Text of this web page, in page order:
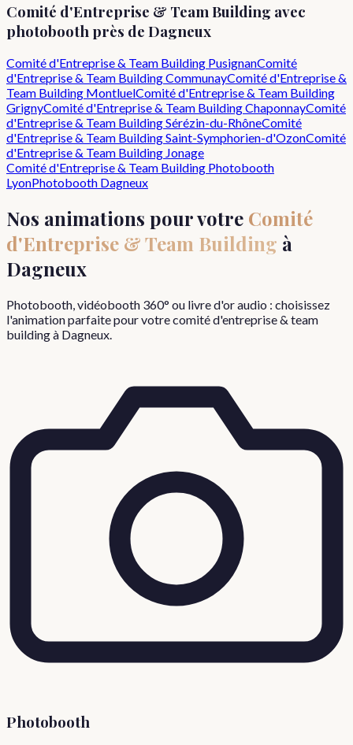
Comité d'Entreprise & Team Building avec
photobooth près de Dagneux
Comité d'Entreprise & Team Building PusignanComité
d'Entreprise & Team BuildingCommunayComité d'Entreprise &
Team Building MontluelComité d'Entreprise & Team Building
GrignyComité d'Entreprise & Team BuildingChaponnayComité
d'Entreprise & Team BuildingSérézin-du-RhôneComité
d'Entreprise & Team BuildingSaint-Symphorien-d'OzonComité
d'Entreprise & Team Building Jonage
Comité d'Entreprise & Team Building Photobooth
LyonPhotobooth Dagneux
Nos animations pour votre Comité
d'Entreprise & Team Building à
Dagneux
Photobooth, vidéobooth 360° ou livre d'or audio : choisissez
l'animation parfaite pour votrecomité d'entreprise & team
buildingà Dagneux.
Photobooth